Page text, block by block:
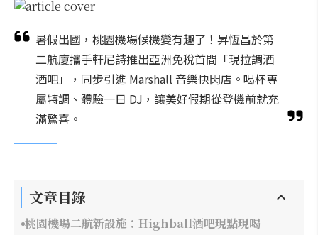
暑假出國，桃園機場候機變有趣了！昇恆昌於第
二航廈攜手軒尼詩推出亞洲免稅首間「現拉調酒
酒吧」，同步引進 Marshall 音樂快閃店。喝杯專
屬特調、體驗一日 DJ，讓美好假期從登機前就充
滿驚喜。
文章目錄
桃園機場二航新設施：Highball酒吧現點現喝